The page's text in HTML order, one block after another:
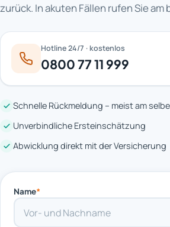
zurück. In akuten Fällen rufen Sie am
Hotline 24/7 · kostenlos
0800 77 11 999
Schnelle Rückmeldung – meist am
Unverbindliche Ersteinschätzung
Abwicklung direkt mit der Versicherung
Name*